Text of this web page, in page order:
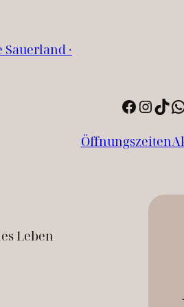
Facebook InstagramTikTok WhatsApp
Öffnungszeiten